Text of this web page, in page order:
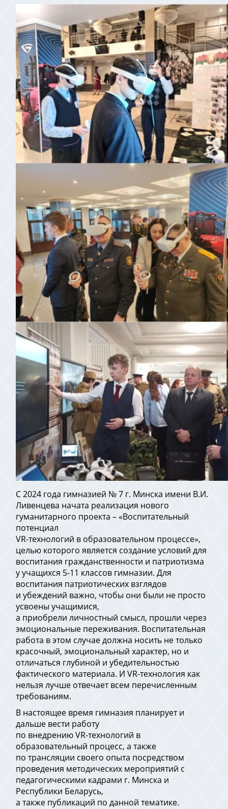
С 2024 года гимназией № 7 г. Минска имени В.И.
Ливенцева начата реализация нового
гуманитарного проекта – «Воспитательный
потенциал
VR-технологий в образовательном процессе»,
целью которого является создание условий для
воспитания гражданственности и патриотизма
у учащихся 5-11 классов гимназии. Для
воспитания патриотических взглядов
и убеждений важно, чтобы они были не просто
усвоены учащимися,
а приобрели личностный смысл, прошли через
эмоциональные переживания. Воспитательная
работа в этом случае должна носить не только
красочный, эмоциональный характер, но и
отличаться глубиной и убедительностью
фактического материала. И VR-технология как
нельзя лучше отвечает всем перечисленным
требованиям.
В настоящее время гимназия планирует и
дальше вести работу
по внедрению VR-технологий в
образовательный процесс, а также
по трансляции своего опыта посредством
проведения методических мероприятий с
педагогическими кадрами г. Минска и
Республики Беларусь,
а также публикаций по данной тематике.